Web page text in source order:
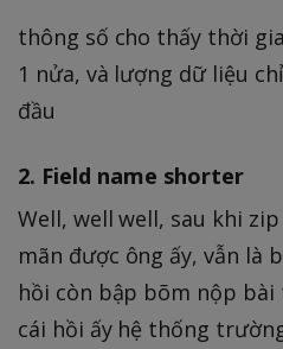
thông số cho thấy thời
1 nửa, và lượng dữ liệu
đầu
2. Field name shorter
Well, well well, sau khi
mãn được ông ấy, vẫn là
hồi còn bập bõm nộp
cái hồi ấy hệ thống